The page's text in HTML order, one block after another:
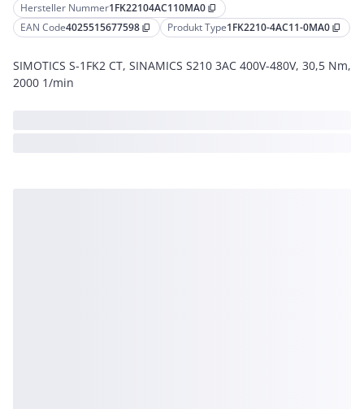
Hersteller Nummer1FK22104AC110MA0 content_copy
EAN Code4025515677598 content_copy Produkt Type1FK2210-4AC11-0MA0 content_copy
SIMOTICS S-1FK2 CT, SINAMICS S210 3AC 400V-480V, 30,5 Nm,
2000 1/min